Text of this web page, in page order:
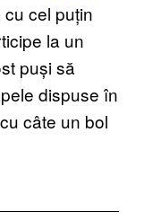
cel puțin
la un
puși să
dispuse în
câte un bol